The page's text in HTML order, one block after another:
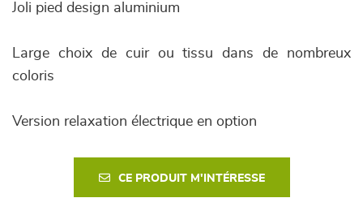
Joli pied design aluminium
Large choix de cuir ou tissu dans de nombreux
coloris
Version relaxation électrique en option
CE PRODUIT M'INTÉRESSE